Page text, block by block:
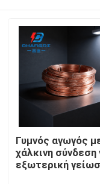
Αρχική Σελίδα
Γυμνός αγωγός
χάλκινη σύνδεση
εξωτερική